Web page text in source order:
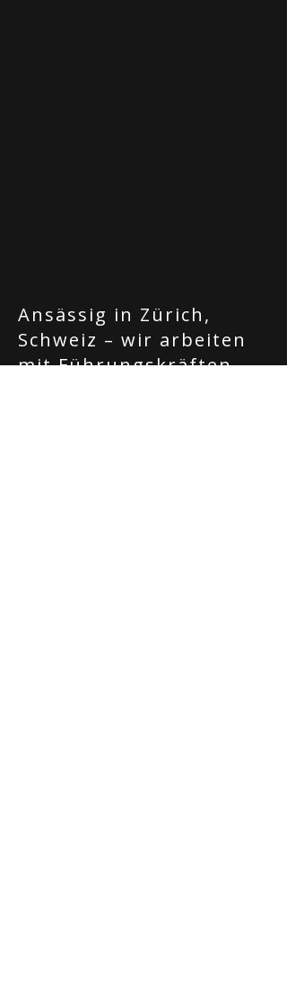
Ansässig in Zürich,
Schweiz – wir arbeiten
mit Führungskräften